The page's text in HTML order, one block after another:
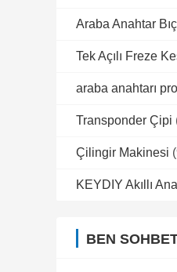
Araba Anahtar
Tek Açılı Freze
araba anahtarı
Transponder Çipi
Çilingir Makinesi
KEYDIY Akıllı
BEN